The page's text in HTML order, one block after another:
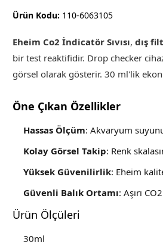
Ürün Kodu: 110-6063105
Eheim Co2 İndicatör Sıvısı, dış
bir test reaktifidir. Drop checker
görsel olarak gösterir. 30 ml'lik
Öne Çıkan Özellikler
Hassas Ölçüm: Akvaryum
Kolay Görsel Takip: Renk
Yüksek Güvenilirlik: Eheim
Güvenli Balık Ortamı: Aşırı
Ürün Ölçüleri
30ml